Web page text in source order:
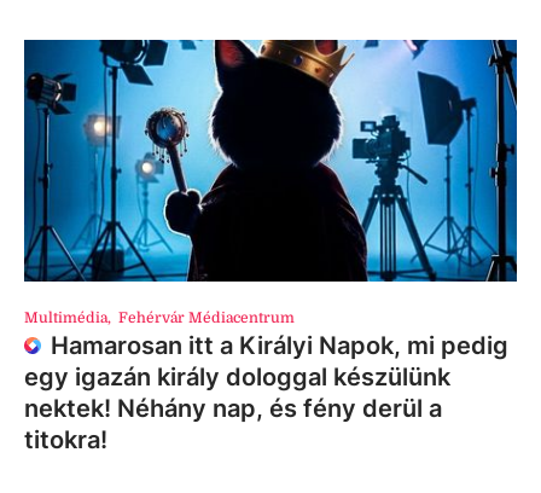
Multimédia, Fehérvár Médiacentrum
Hamarosan itt a Királyi Napok, mi pedig
egy igazán király dologgal készülünk
nektek! Néhány nap, és fény derül a
titokra!